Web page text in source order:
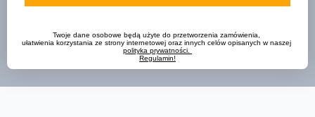
Twoje dane osobowe będą użyte do przetworzenia zamówienia,
polityka prywatności.
Regulamin!